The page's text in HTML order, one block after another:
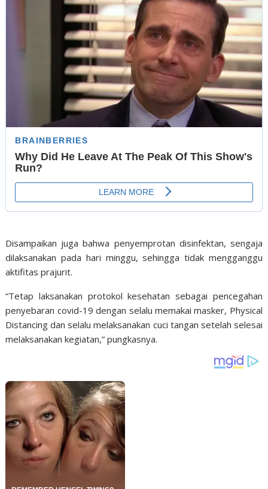
Disampaikan juga bahwa penyemprotan disinfektan, sengaja
dilaksanakan pada hari minggu, sehingga tidak mengganggu
aktifitas prajurit.
“Tetap laksanakan protokol kesehatan sebagai pencegahan
penyebaran covid-19 dengan selalu memakai masker, Physical
Distancing dan selalu melaksanakan cuci tangan setelah selesai
melaksanakan kegiatan,” pungkasnya.